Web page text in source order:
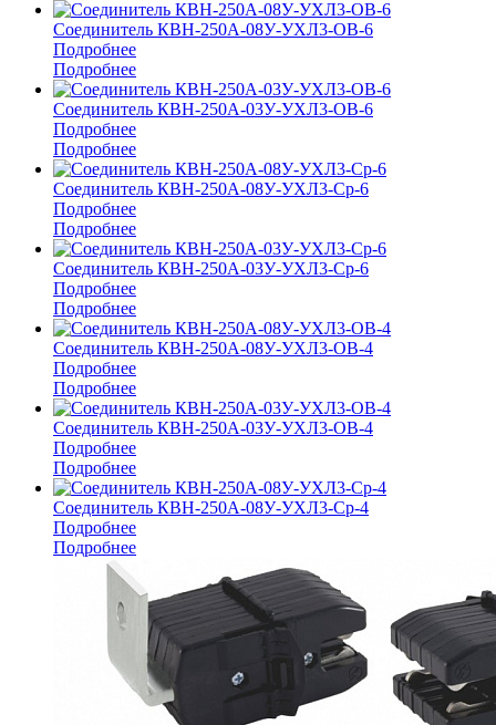
Соединитель КВН-250А-08У-УХЛ3-ОВ-6
Подробнее
Подробнее
Соединитель КВН-250А-03У-УХЛ3-ОВ-6
Подробнее
Подробнее
Соединитель КВН-250А-08У-УХЛ3-Ср-6
Подробнее
Подробнее
Соединитель КВН-250А-03У-УХЛ3-Ср-6
Подробнее
Подробнее
Соединитель КВН-250А-08У-УХЛ3-ОВ-4
Подробнее
Подробнее
Соединитель КВН-250А-03У-УХЛ3-ОВ-4
Подробнее
Подробнее
Соединитель КВН-250А-08У-УХЛ3-Ср-4
Подробнее
Подробнее